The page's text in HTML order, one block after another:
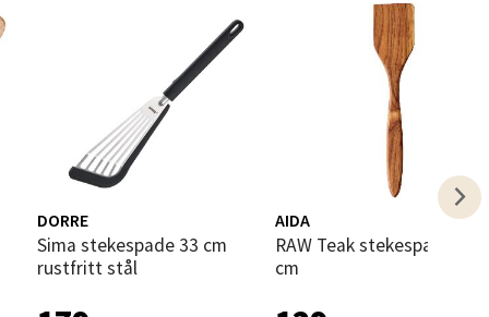
DORRE
Sima stekespade 33 cm
rustfritt stål
AIDA
RAW Teak stekespade 32,5
cm